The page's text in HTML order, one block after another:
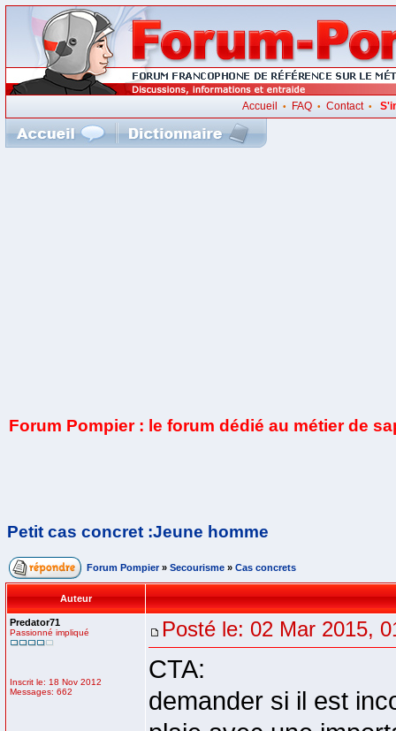
Accueil • FAQ• Contact•
Forum Pompier : le forum dédié au métier de
Petit cas concret :Jeune homme
Forum Pompier » Secourisme » Cas concrets
Auteur
Predator71
Passionné impliqué
Inscrit le: 18 Nov 2012
Messages: 662
Posté le: 02 Mar 2015,
CTA:
demander si il est